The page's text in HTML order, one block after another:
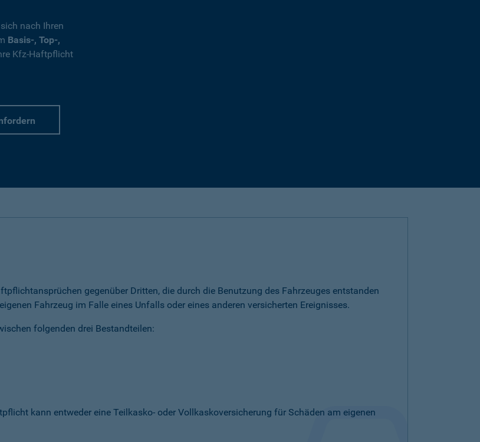
nach Ihren
Basis-, Top-,
Kfz-Haftpflicht
gegenüber Dritten, die durch die Benutzung des Fahrzeuges entstanden
Fahrzeug im Falle eines Unfalls oder eines anderen versicherten Ereignisses.
folgenden drei Bestandteilen:
kann entweder eine Teilkasko- oder Vollkaskoversicherung für Schäden am eigenen